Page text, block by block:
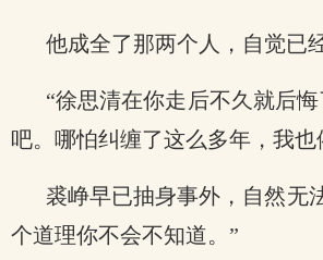
他成全了那两个人，自觉已
“徐思清在你走后不久就后
吧。哪怕纠缠了这么多年，我
裘峥早已抽身事外，自然无
个道理你不会不知道。”